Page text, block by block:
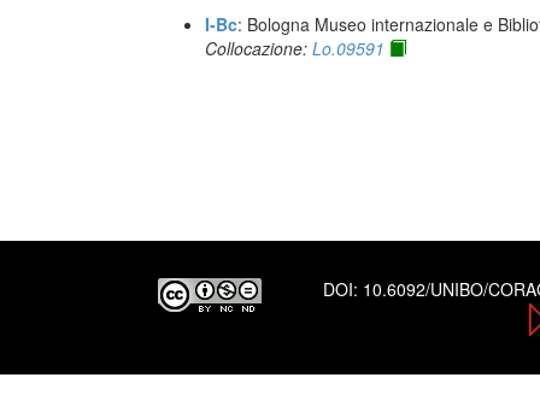
I-Bc: Bologna Museo internazionale e
Collocazione: Lo.09591
DOI: 10.6092/UNIBO/